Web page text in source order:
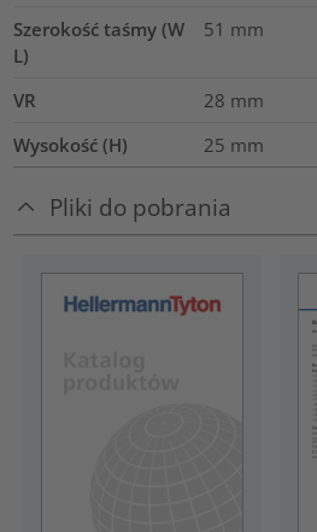
Szerokość taśmy (W
L)
51 mm
VR 28 mm
Wysokość (H)
25 mm
Pliki do pobrania